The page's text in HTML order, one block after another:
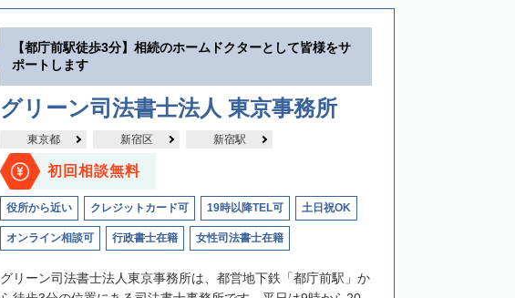
【都庁前駅徒歩3分】相続のホームドクターとして皆様をサ
ポートします
グリーン司法書士法人 東京事務所
東京都 新宿区 新宿駅
初回相談無料
役所から近い クレジットカード可 19時以降TEL可 土日祝OK
オンライン相談可 行政書士在籍 女性司法書士在籍
グリーン司法書士法人東京事務所は、都営地下鉄「都庁前駅」か